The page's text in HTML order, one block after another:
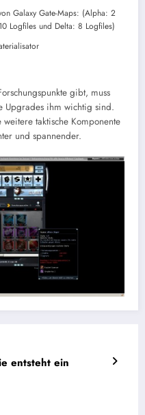
Galaxy Gate-Maps: (Alpha: 2
Logfiles und Delta: 8 Logfiles)
gibt, muss
Upgrades ihm wichtig sind.
taktische Komponente
und spannender.
entsteht ein